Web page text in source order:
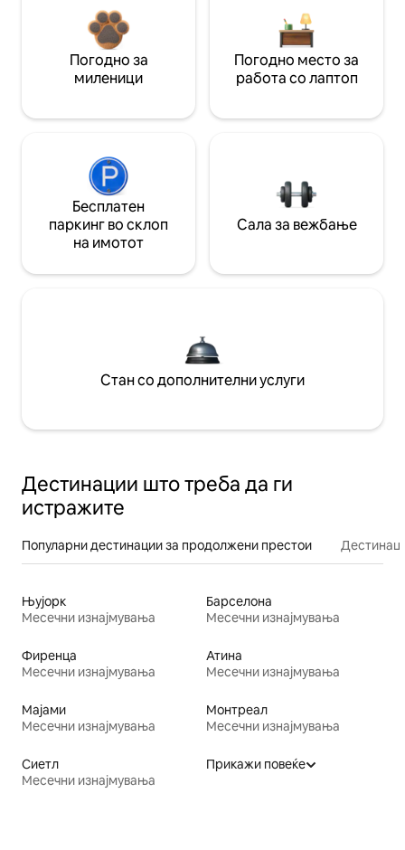
Погодно за
миленици
Погодно место за
работа со лаптоп
Бесплатен
паркинг во склоп
на имотот
Сала за вежбање
Стан со дополнителни услуги
Дестинации што треба да ги
истражите
Популарни дестинации за продолжени престои
Њујорк
Месечни изнајмувања
Барселона
Месечни изнајмувања
Фиренца
Месечни изнајмувања
Атина
Месечни изнајмувања
Мајами
Месечни изнајмувања
Монтреал
Месечни изнајмувања
Сиетл
Месечни изнајмувања
Прикажи повеќе